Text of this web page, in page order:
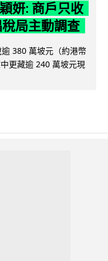
妍: 商戶只收
局主動調查
380 萬坡元（約港幣
更藏逾 240 萬坡元現